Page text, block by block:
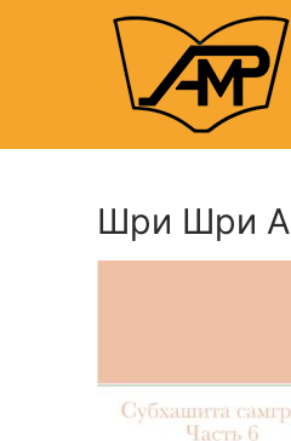
Шри Шри